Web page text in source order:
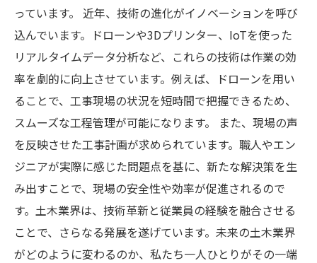
っています。 近年、技術の進化がイノベーションを呼び
込んでいます。ドローンや3Dプリンター、IoTを使った
リアルタイムデータ分析など、これらの技術は作業の効
率を劇的に向上させています。例えば、ドローンを用い
ることで、工事現場の状況を短時間で把握できるため、
スムーズな工程管理が可能になります。 また、現場の声
を反映させた工事計画が求められています。職人やエン
ジニアが実際に感じた問題点を基に、新たな解決策を生
み出すことで、現場の安全性や効率が促進されるので
す。土木業界は、技術革新と従業員の経験を融合させる
ことで、さらなる発展を遂げています。未来の土木業界
がどのように変わるのか、私たち一人ひとりがその一端